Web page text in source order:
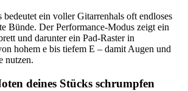
ein voller Gitarrenhals oft endloses
Bünde. Der Performance-Modus zeigt ein
und darunter ein Pad-Raster in
hohem e bis tiefem E – damit Augen und
nutzen.
deines Stücks schrumpfen